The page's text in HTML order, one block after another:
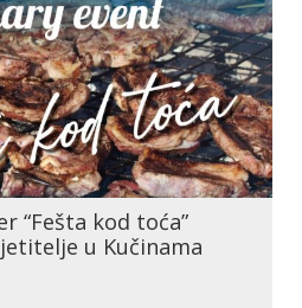
“Fešta kod toća”
u Kučinama